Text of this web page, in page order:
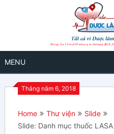
MENU
Tháng năm 6, 2018
Home Thư viện
Slide
Slide: Danh mục thuốc